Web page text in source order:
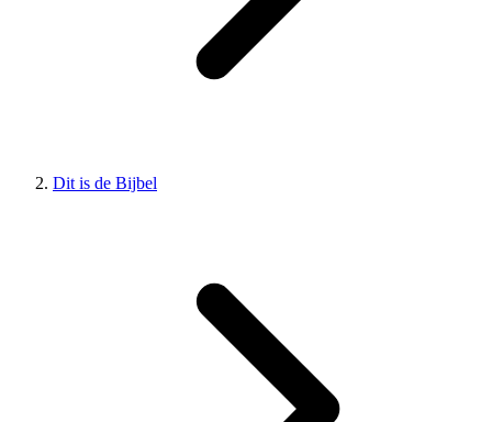
Dit is de Bijbel